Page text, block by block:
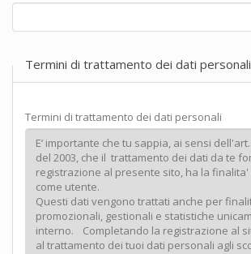
Termini di trattamento dei dati personali
Termini di trattamento dei dati personali